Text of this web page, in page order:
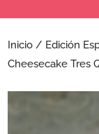
Inicio / Edición
Cheesecake Tres